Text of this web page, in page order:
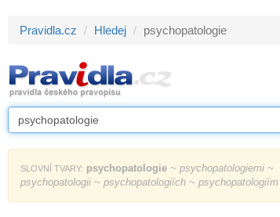
Pravidla.cz Hledej psychopatologie
SLOVNÍ TVARY: psychopatologie ~ psychopatologiemi ~
psychopatologii ~ psychopatologiích ~ psychopatologiím